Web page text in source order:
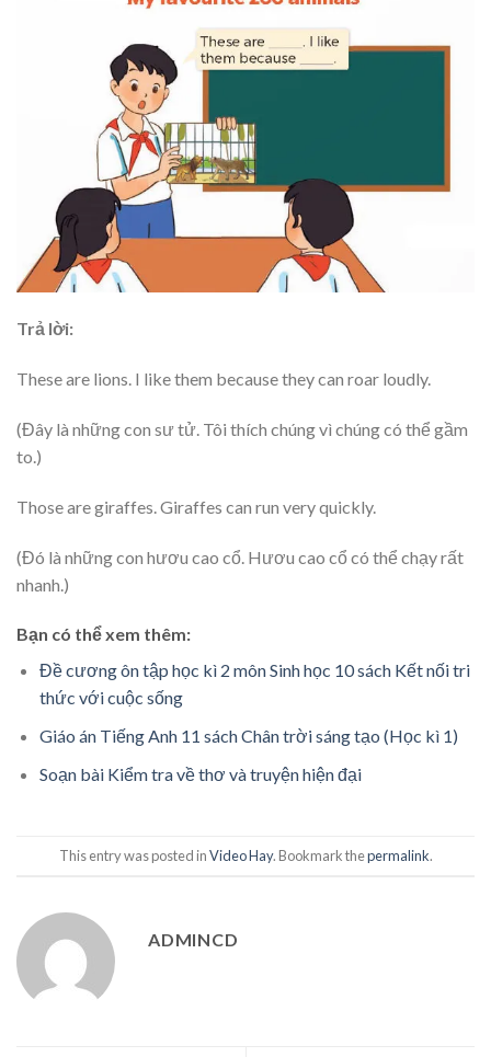
Trả lời:
These are lions. I like them because they can roar loudly.
(Đây là những con sư tử. Tôi thích chúng vì chúng có thể gầm
to.)
Those are giraffes. Giraffes can run very quickly.
(Đó là những con hươu cao cổ. Hươu cao cổ có thể chạy rất
nhanh.)
Bạn có thể xem thêm:
Đề cương ôn tập học kì 2 môn Sinh học 10 sách Kết nối tri
thức với cuộc sống
Giáo án Tiếng Anh 11 sách Chân trời sáng tạo (Học kì 1)
Soạn bài Kiểm tra về thơ và truyện hiện đại
This entry was posted inVideo Hay. Bookmark thepermalink.
ADMINCD